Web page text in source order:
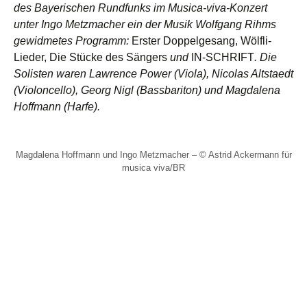
des Bayerischen Rundfunks im Musica-viva-Konzert
unter Ingo Metzmacher ein der Musik Wolfgang Rihms
gewidmetes Programm: Erster Doppelgesang, Wölfli-
Lieder, Die Stücke des Sängers und IN-SCHRIFT. Die
Solisten waren Lawrence Power (Viola), Nicolas Altstaedt
(Violoncello), Georg Nigl (Bassbariton) und Magdalena
Hoffmann (Harfe).
Magdalena Hoffmann und Ingo Metzmacher – © Astrid Ackermann für
musica viva/BR